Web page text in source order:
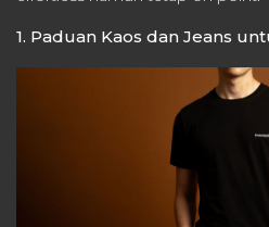
1. Paduan Kaos dan Jeans